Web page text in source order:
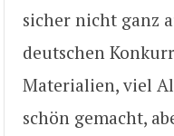
sicher nicht ganz
deutschen
Materialien, viel
schön gemacht,